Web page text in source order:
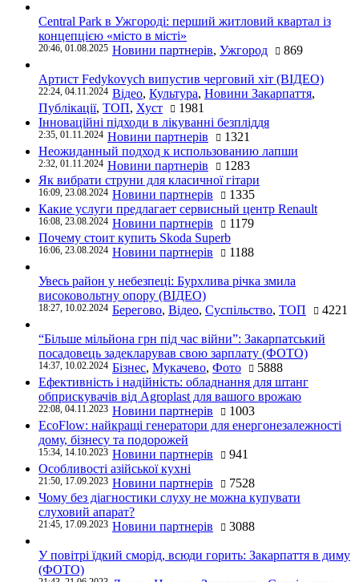
Central Park в Ужгороді: перший житловий квартал із
концепцією «місто в місті»
20:46, 01.08.2025 Новини партнерів, Ужгород 869
Артист Fedykovych випустив черговий хіт (ВІДЕО)
22:24, 04.11.2024 Відео, Культура, Новини Закарпаття,
Публікації, ТОП, Хуст
1981
Інноваційні підходи в лікуванні безпліддя
2:35, 01.11.2024 Новини партнерів
1321
Неожиданный подход к использованию лапши
2:32, 01.11.2024 Новини партнерів
1283
Як вибрати струни для класичної гітари
16:09, 23.08.2024 Новини партнерів
1335
Какие услуги предлагает сервисный центр Renault
16:08, 23.08.2024 Новини партнерів
1179
Почему стоит купить Skoda Superb
16:06, 23.08.2024 Новини партнерів 1188
Увесь район у небезпеці: Бурхлива річка змила
високовольтну опору (ВІДЕО)
18:27, 10.02.2024 Берегово, Відео, Суспільство, ТОП 4221
“Більше мільйона грн під час війни”: Закарпатський
посадовець задекларував свою зарплату (ФОТО)
14:37, 10.02.2024 Бізнес, Мукачево, Фото
5888
Ефективність і надійність: обладнання для штанг
обприскувачів від Agroplast для вашого врожаю
22:08, 04.11.2023 Новини партнерів
1003
EcoFlow: найкращі генератори для енергонезалежності
дому, бізнесу та подорожей
15:34, 14.10.2023 Новини партнерів
941
Особливості азійської кухні
21:50, 17.09.2023 Новини партнерів
7528
Чому без діагностики слуху не можна купувати
слуховий апарат?
21:45, 17.09.2023 Новини партнерів 3088
У повітрі їдкий сморід, всюди горить: Закарпаття в диму
(ФОТО)